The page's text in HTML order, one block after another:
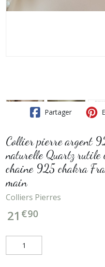
Partager
Collier pierre argent
naturelle Quartz rutile
chaine 925 chakra
main
Colliers Pierres
21 €90